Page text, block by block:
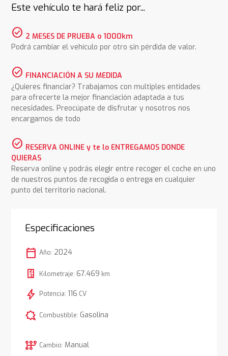
Este vehículo te hará feliz por...
check_circle 2 MESES DE PRUEBA o 1000km
Podrá cambiar el vehículo por otro sin pérdida de valor.
check_circle FINANCIACIÓN A SU MEDIDA
¿Quieres financiar? Trabajamos con multiples entidades
para ofrecerte la mejor financiación adaptada a tus
necesidades. Preocúpate de disfrutar y nosotros nos
encargamos de todo
check_circle RESERVA ONLINE y te lo ENTREGAMOS DONDE
QUIERAS
Reserva online y podrás elegir entre recoger el coche en uno
de nuestros puntos de recogida o entrega en cualquier
punto del territorio nacional.
Especificaciones
calendar_today Año: 2024
Kilometraje: 67.469 km
bolt Potencia: 116 CV
comic_bubble Combustible: Gasolina
auto_transmission Cambio: Manual